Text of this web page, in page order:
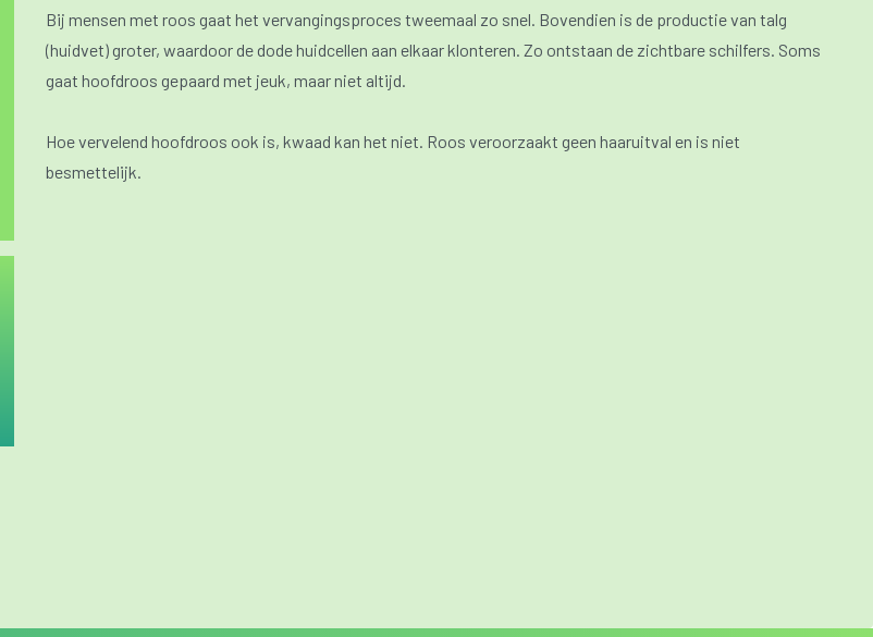
Bij mensen met roos gaat het vervangingsproces tweemaal zo snel. Bovendien is de productie van talg
(huidvet) groter, waardoor de dode huidcellen aan elkaar klonteren. Zo ontstaan de zichtbare schilfers. Soms
gaat hoofdroos gepaard met jeuk, maar niet altijd.
Hoe vervelend hoofdroos ook is, kwaad kan het niet. Roos veroorzaakt geen haaruitval en is niet
besmettelijk.